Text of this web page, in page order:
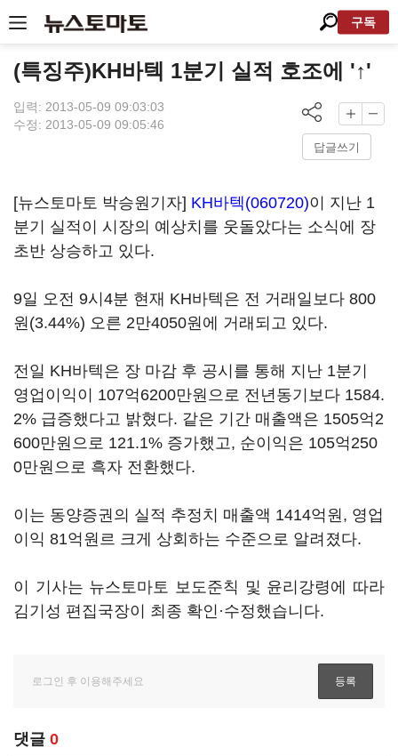
구독
(특징주)KH바텍 1분기 실적 호조에 '↑'
입력: 2013-05-09 09:03:03
수정: 2013-05-09 09:05:46
답글쓰기
[뉴스토마토 박승원기자] KH바텍(060720)이 지난 1
분기 실적이 시장의 예상치를 웃돌았다는 소식에 장
초반 상승하고 있다.
9일 오전 9시4분 현재 KH바텍은 전 거래일보다 800
원(3.44%) 오른 2만4050원에 거래되고 있다.
전일 KH바텍은 장 마감 후 공시를 통해 지난 1분기
영업이익이 107억6200만원으로 전년동기보다 1584.
2% 급증했다고 밝혔다. 같은 기간 매출액은 1505억2
600만원으로 121.1% 증가했고, 순이익은 105억250
0만원으로 흑자 전환했다.
이는 동양증권의 실적 추정치 매출액 1414억원, 영업
이익 81억원르 크게 상회하는 수준으로 알려졌다.
이 기사는 뉴스토마토 보도준칙 및 윤리강령에 따라
김기성 편집국장이 최종 확인·수정했습니다.
댓글 0